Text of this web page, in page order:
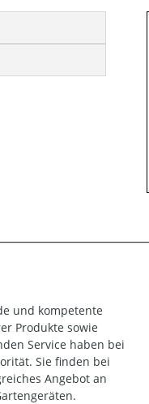
und kompetente
Produkte sowie
Service haben bei
Sie finden bei
Angebot an